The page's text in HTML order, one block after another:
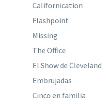
Californication
Flashpoint
Missing
The Office
El Show de Cleveland
Embrujadas
Cinco en familia